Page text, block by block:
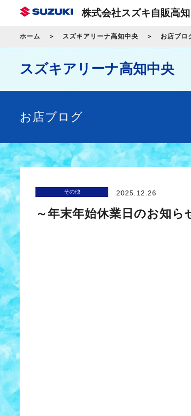
株式会社スズキ自販高知
ホーム スズキアリーナ高知中央 お店ブロ
スズキアリーナ高知中央
お店ブログ
その他 2025.12.26
～年末年始休業日のお知ら